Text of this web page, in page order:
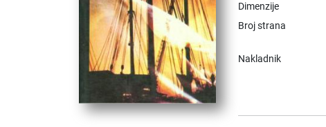
Dimenzije
Broj strana
Nakladnik